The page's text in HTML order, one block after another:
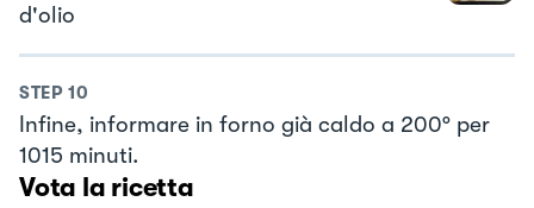
d'olio
STEP 10
Infine, informare in forno già caldo a 200° per
1015 minuti.
Vota la ricetta